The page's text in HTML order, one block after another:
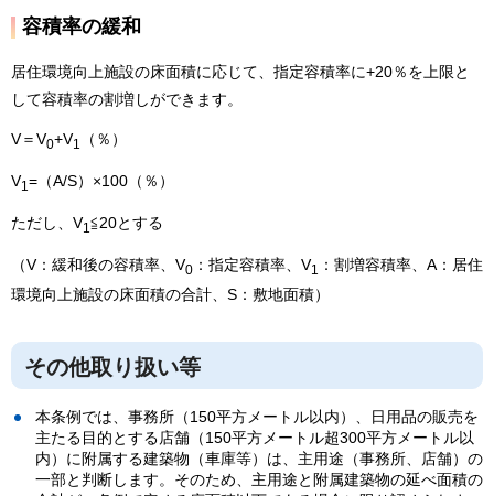
容積率の緩和
居住環境向上施設の床面積に応じて、指定容積率に+20％を上限と
して容積率の割増しができます。
V＝V0+V1 （％）
V1 =（A/S）×100（％）
ただし、V1 ≦20とする
（V：緩和後の容積率、V0 ：指定容積率、V1
：割増容積率、A：居住
環境向上施設の床面積の合計、S：敷地面積）
その他取り扱い等
本条例では、事務所（150平方メートル以内）、日用品の販売を
主たる目的とする店舗（150平方メートル超300平方メートル以
内）に附属する建築物（車庫等）は、主用途（事務所、店舗）の
一部と判断します。そのため、主用途と附属建築物の延べ面積の